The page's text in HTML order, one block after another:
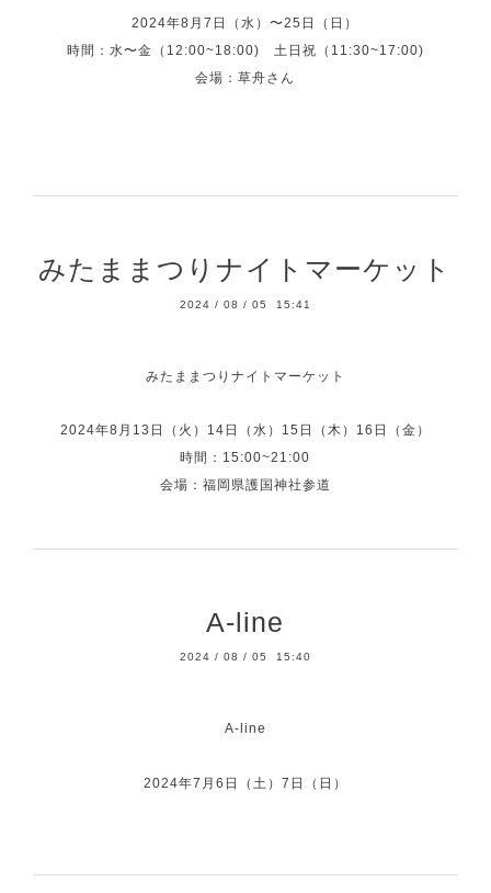
2024年8月7日（水）〜25日（日）
時間：水〜金（12:00~18:00) 土日祝（11:30~17:00)
会場：草舟さん
みたままつりナイトマーケット
2024 / 08 / 05 15:41
みたままつりナイトマーケット
2024年8月13日（火）14日（水）15日（木）16日（金）
時間：15:00~21:00
会場：福岡県護国神社参道
A-line
2024 / 08 / 05 15:40
A-line
2024年7月6日（土）7日（日）